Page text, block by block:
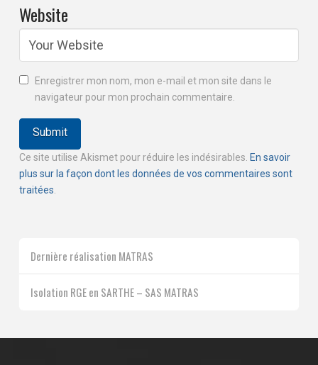
Website
Enregistrer mon nom, mon e-mail et mon site dans le
navigateur pour mon prochain commentaire.
Ce site utilise Akismet pour réduire les indésirables. En savoir
plus sur la façon dont les données de vos commentaires sont
traitées
Dernière réalisation MATRAS
Isolation RGE en SARTHE – SAS MATRAS